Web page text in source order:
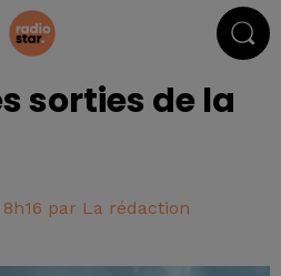
sorties de la
par La rédaction